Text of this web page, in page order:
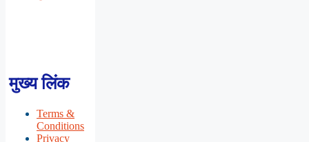
मुख्य लिंक
Terms &
Conditions
Privacy